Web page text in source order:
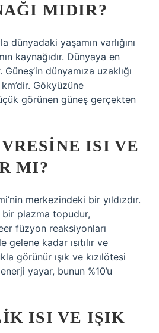
MIDIR?
dünyadaki yaşamın varlığını
kaynağıdır. Dünyaya en
dünyamıza uzaklığı
Gökyüzüne
görünen güneş gerçekten
ISI VE
MI?
merkezindeki bir yıldızdır.
bir plazma topudur,
füzyon reaksiyonları
gelene kadar ısıtılır ve
görünür ışık ve kızılötesi
yayar, bunun %10’u
ISI VE IŞIK